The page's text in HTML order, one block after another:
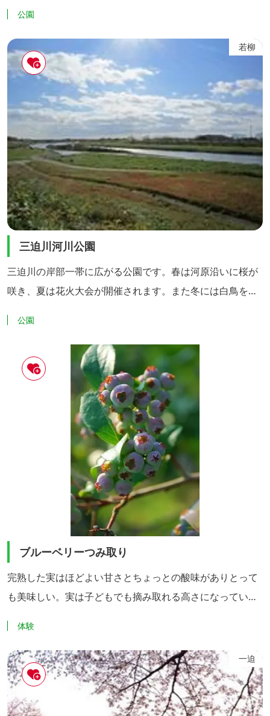
とができます。
公園
若柳
三迫川河川公園
三迫川の岸部一帯に広がる公園です。春は河原沿いに桜が
咲き、夏は花火大会が開催されます。また冬には白鳥をは
公園
ブルーベリーつみ取り
完熟した実はほどよい甘さとちょっとの酸味がありとって
も美味しい。実は子どもでも摘み取れる高さになっていま
体験
一迫